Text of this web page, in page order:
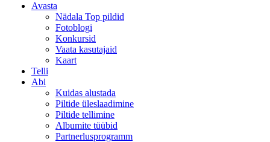
Avasta
Nädala Top pildid
Fotoblogi
Konkursid
Vaata kasutajaid
Kaart
Telli
Abi
Kuidas alustada
Piltide üleslaadimine
Piltide tellimine
Albumite tüübid
Partnerlusprogramm